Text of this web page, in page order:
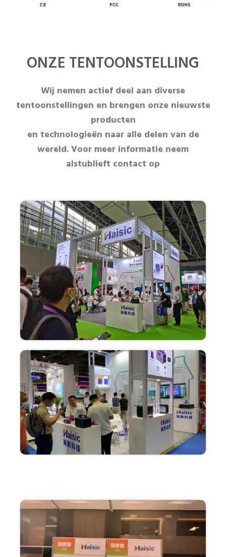
ONZE TENTOONSTELLING
Wij nemen actief deel aan diverse
tentoonstellingen en brengen onze nieuwste
producten
en technologieën naar alle delen van de
wereld. Voor meer informatie neem
alstublieft contact op